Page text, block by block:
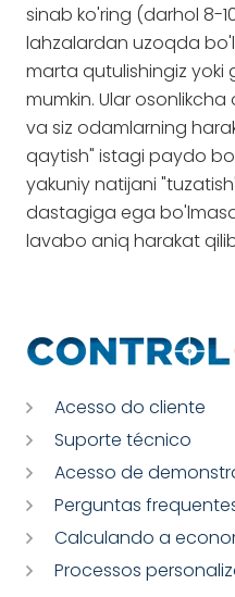
sinab ko'ring (darhol 8-
lahzalardan uzoqda
marta qutulishingiz yoki
mumkin. Ular
va siz odamlarning
qaytish" istagi paydo
yakuniy natijani
dastagiga ega
lavabo aniq harakat
Acesso do cliente
Suporte técnico
Acesso de
Perguntas
Calculando a
Processos